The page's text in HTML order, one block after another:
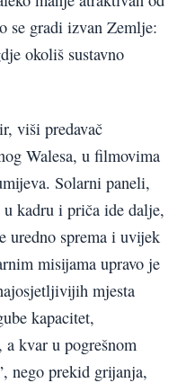
se gradi izvan Zemlje:
okoliš sustavno
viši predavač
Walesa, u filmovima
Solarni paneli,
kadru i priča ide dalje,
uredno sprema i uvijek
misijama upravo je
mjesta
kapacitet,
kvar u pogrešnom
nego prekid grijanja,